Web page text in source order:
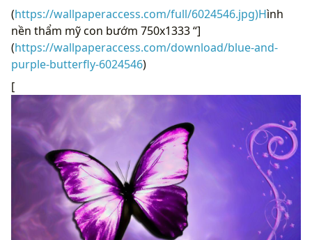
(https://wallpaperaccess.com/full/6024546.jpg)Hình
nền thẩm mỹ con bướm 750x1333 “]
(https://wallpaperaccess.com/download/blue-and-
purple-butterfly-6024546)
[